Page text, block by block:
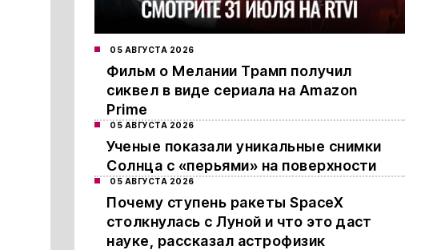
05 АВГУСТА 2026
Фильм о Мелании Трамп получил
сиквел в виде сериала на Amazon
Prime
05 АВГУСТА 2026
Ученые показали уникальные снимки
Солнца с «перьями» на поверхности
05 АВГУСТА 2026
Почему ступень ракеты SpaceX
столкнулась с Луной и что это даст
науке, рассказал астрофизик